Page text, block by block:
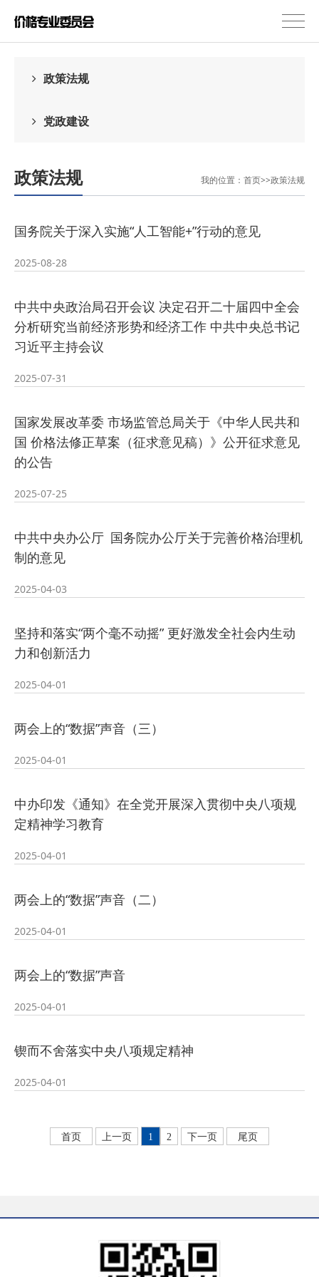
政策法规
党政建设
政策法规 我的位置： 首页>>政策法规
国务院关于深入实施“人工智能+”行动的意见
2025-08-28
中共中央政治局召开会议 决定召开二十届四中全会
分析研究当前经济形势和经济工作 中共中央总书记
习近平主持会议
2025-07-31
国家发展改革委 市场监管总局关于《中华人民共和
国 价格法修正草案（征求意见稿）》公开征求意见
的公告
2025-07-25
中共中央办公厅 国务院办公厅关于完善价格治理机
制的意见
2025-04-03
坚持和落实“两个毫不动摇” 更好激发全社会内生动
力和创新活力
2025-04-01
两会上的“数据”声音（三）
2025-04-01
中办印发《通知》在全党开展深入贯彻中央八项规
定精神学习教育
2025-04-01
两会上的“数据”声音（二）
2025-04-01
两会上的“数据”声音
2025-04-01
锲而不舍落实中央八项规定精神
2025-04-01
首页 上一页 1 2 下一页 尾页